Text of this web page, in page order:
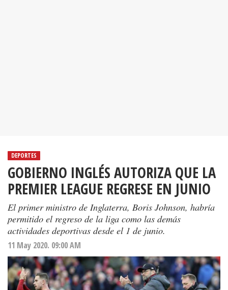
DEPORTES
GOBIERNO INGLÉS AUTORIZA QUE LA
PREMIER LEAGUE REGRESE EN JUNIO
El primer ministro de Inglaterra, Boris Johnson, habría
permitido el regreso de la liga como las demás
actividades deportivas desde el 1 de junio.
11 May 2020. 09:00 AM